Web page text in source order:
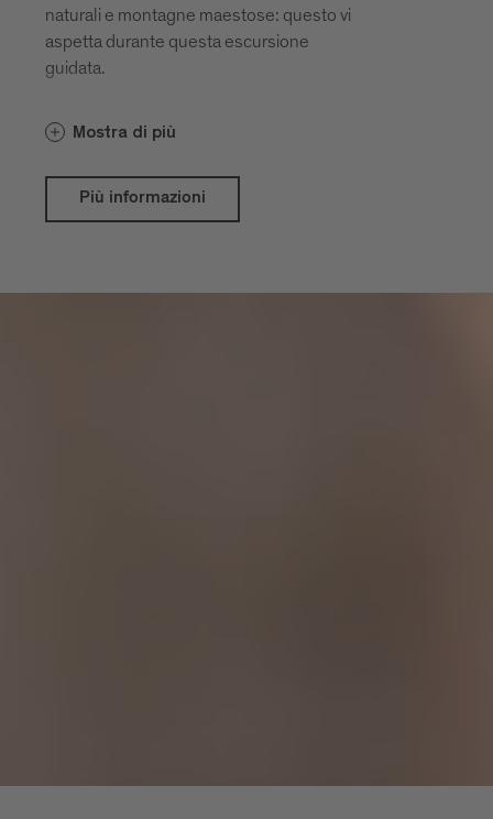
naturali e montagne maestose: questo vi
aspetta durante questa escursione
guidata.
Mostra di più
Più informazioni